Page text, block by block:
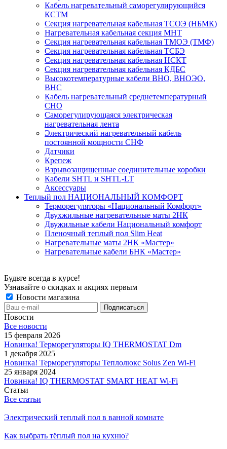
Кабель нагревательный саморегулирующийся
КСТМ
Секция нагревательная кабельная ТСОЭ (НБМК)
Нагревательная кабельная секция МНТ
Секция нагревательная кабельная ТМОЭ (ТМФ)
Секция нагревательная кабельная ТСБЭ
Секция нагревательная кабельная НСКТ
Секция нагревательная кабельная КДБС
Высокотемпературные кабели ВНО, ВНОЭО,
ВНС
Кабель нагревательный среднетемпературный
СНО
Саморегулирующаяся электрическая
нагревательная лента
Электрический нагревательный кабель
постоянной мощности СНФ
Датчики
Крепеж
Взрывозащищенные соединительные коробки
Кабели SHTL и SHTL-LT
Аксессуары
Теплый пол НАЦИОНАЛЬНЫЙ КОМФОРТ
Терморегуляторы «Национальный Комфорт»
Двухжильные нагревательные маты 2НК
Двужильные кабели Национальный комфорт
Пленочный теплый пол Slim Heat
Нагревательные маты 2НК «Мастер»
Нагревательные кабели БНК «Мастер»
Будьте всегда в курсе!
Узнавайте о скидках и акциях первым
Новости магазина
Новости
Все новости
15 февраля 2026
Новинка! Терморегуляторы IQ THERMOSTAT Dm
1 декабря 2025
Новинка! Терморегуляторы Теплолюкс Solus Zen Wi-Fi
25 января 2024
Новинка! IQ THERMOSTAT SMART HEAT Wi-Fi
Статьи
Все статьи
Электрический теплый пол в ванной комнате
Как выбрать тёплый пол на кухню?